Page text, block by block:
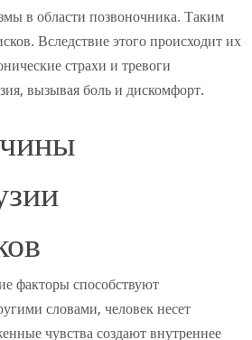
в области позвоночника. Таким
Вследствие этого происходит их
страхи и тревоги
вызывая боль и дискомфорт.
факторы способствуют
словами, человек несет
чувства создают внутреннее